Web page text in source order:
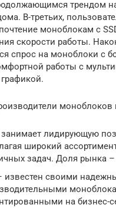
трендом
В-третьих,
моноблокам с
скорости работы.
спрос на моноблоки с
работы с
моноблоков
занимает лидирующую
широкий
задач. Доля рынка –
известен своими
на бизнес-